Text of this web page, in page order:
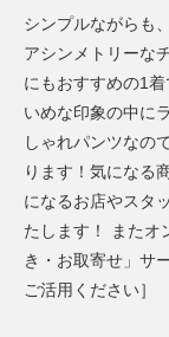
シンプルながらも
アシンメトリーな
にもおすすめの1
いめな印象の中に
しゃれパンツなの
ります！気になる
になるお店やスタ
たします！ またオ
き・お取寄せ」サ
ご活用ください］